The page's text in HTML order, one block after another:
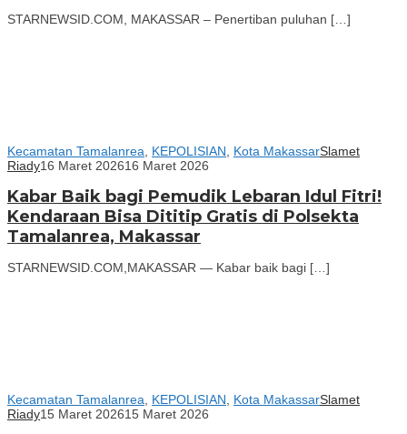
STARNEWSID.COM, MAKASSAR – Penertiban puluhan […]
Kecamatan Tamalanrea, KEPOLISIAN, Kota MakassarSlamet
Riady16 Maret 202616 Maret 2026
Kabar Baik bagi Pemudik Lebaran Idul Fitri!
Kendaraan Bisa Dititip Gratis di Polsekta
Tamalanrea, Makassar
STARNEWSID.COM,MAKASSAR — Kabar baik bagi […]
Kecamatan Tamalanrea KEPOLISIAN Kota MakassarSlamet
Riady15 Maret 202615 Maret 2026